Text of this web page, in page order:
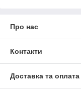
Про нас
Контакти
Доставка та оплата